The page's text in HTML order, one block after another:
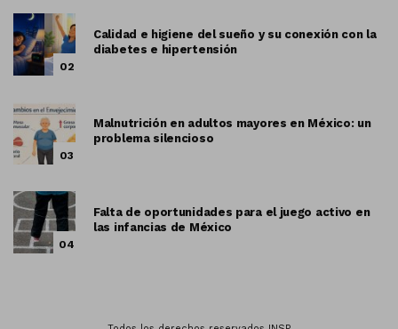
02
Calidad e higiene del sueño y su conexión con la
diabetes e hipertensión
03
Malnutrición en adultos mayores en México: un
problema silencioso
04
Falta de oportunidades para el juego activo en
las infancias de México